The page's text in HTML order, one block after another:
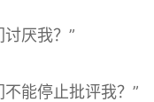
讨厌我？”
不能停止批评我？”